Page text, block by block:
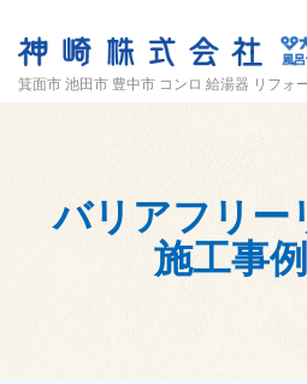
箕面市 池田市 豊中市 コンロ 給湯器 リフォ
バリアフリー
施工事